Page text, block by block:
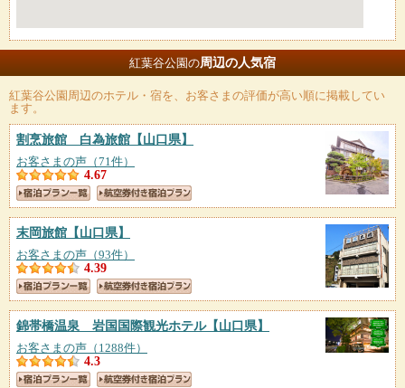
紅葉谷公園の周辺の人気宿
紅葉谷公園 周辺のホテル・宿を、お客さまの評価が高い順に掲載してい
ます。
割烹旅館 白為旅館 【山口県】
お客さまの声（71件）
4.67
末岡旅館 【山口県】
お客さまの声（93件）
4.39
錦帯橋温泉 岩国国際観光ホテル【山口県】
お客さまの声（1288件）
4.3